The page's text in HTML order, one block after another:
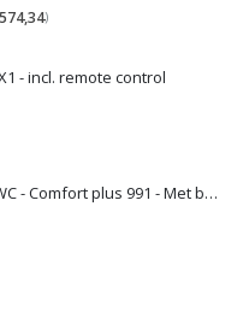
574,34)
- incl. remote control
Homecare Douche WC - Comfort plus 991 - Met brilverwarming